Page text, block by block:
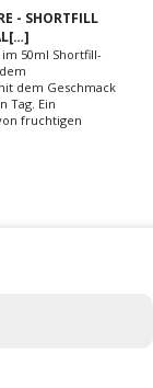
- SHORTFILL
50ml Shortfill-
dem Geschmack
Tag. Ein
fruchtigen